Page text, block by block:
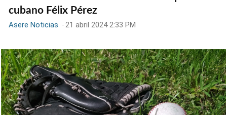
cubano Félix Pérez
Asere Noticias -21 abril 2024 2:33 PM